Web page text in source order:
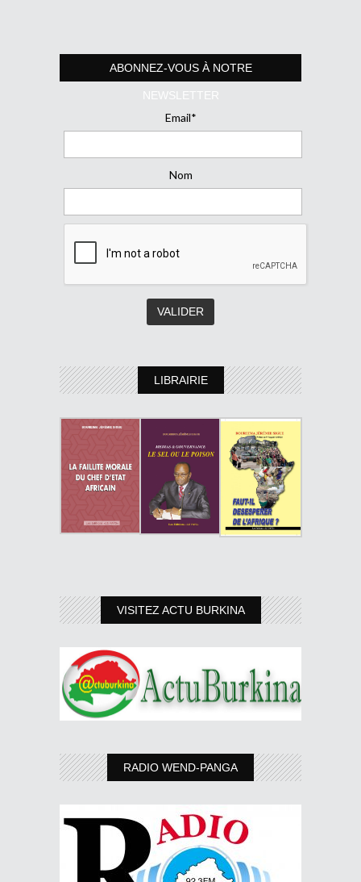
ABONNEZ-VOUS À NOTRE
NEWSLETTER
Email*
Nom
LIBRAIRIE
VISITEZ ACTU BURKINA
RADIO WEND-PANGA